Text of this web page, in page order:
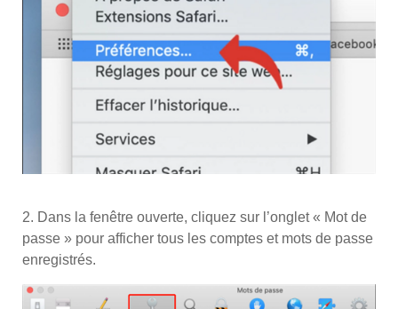
2. Dans la fenêtre ouverte, cliquez sur l’onglet « Mot de
passe » pour afficher tous les comptes et mots de passe
enregistrés.